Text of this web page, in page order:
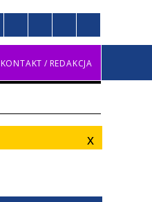
KONTAKT / REDAKCJA